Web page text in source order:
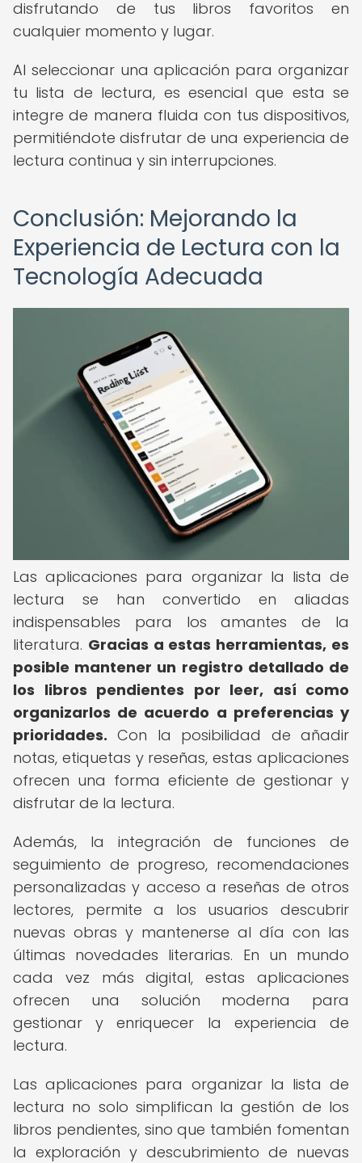
disfrutando de tus libros favoritos en
cualquier momento y lugar.
Al seleccionar una aplicación para organizar
tu lista de lectura, es esencial que esta se
integre de manera fluida con tus dispositivos,
permitiéndote disfrutar de una experiencia de
lectura continua y sin interrupciones.
Conclusión: Mejorando la
Experiencia de Lectura con la
Tecnología Adecuada
Las aplicaciones para organizar la lista de
lectura se han convertido en aliadas
indispensables para los amantes de la
literatura. Gracias a estas herramientas, es
posible mantener un registro detallado de
los libros pendientes por leer, así como
organizarlos de acuerdo a preferencias y
prioridades. Con la posibilidad de añadir
notas, etiquetas y reseñas, estas aplicaciones
ofrecen una forma eficiente de gestionar y
disfrutar de la lectura.
Además, la integración de funciones de
seguimiento de progreso, recomendaciones
personalizadas y acceso a reseñas de otros
lectores, permite a los usuarios descubrir
nuevas obras y mantenerse al día con las
últimas novedades literarias. En un mundo
cada vez más digital, estas aplicaciones
ofrecen una solución moderna para
gestionar y enriquecer la experiencia de
lectura.
Las aplicaciones para organizar la lista de
lectura no solo simplifican la gestión de los
libros pendientes, sino que también fomentan
la exploración y descubrimiento de nuevas